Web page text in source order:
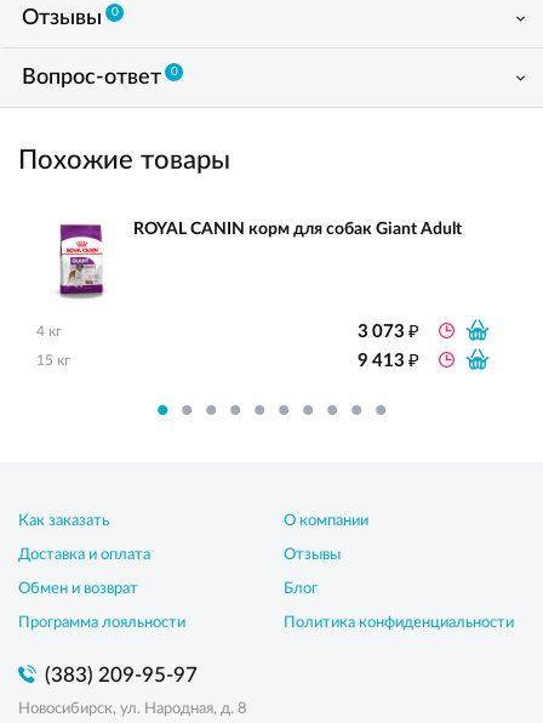
Отзывы 0
Вопрос-ответ 0
Похожие товары
ROYAL CANIN корм для собак Giant Adult
4 кг 3 073₽
15 кг 9 413₽
Как заказать
Доставка и оплата
Обмен и возврат
Программа лояльности
О компании
Отзывы
Блог
Политика конфиденциальности
(383) 209-95-97
Новосибирск, ул. Народная, д. 8